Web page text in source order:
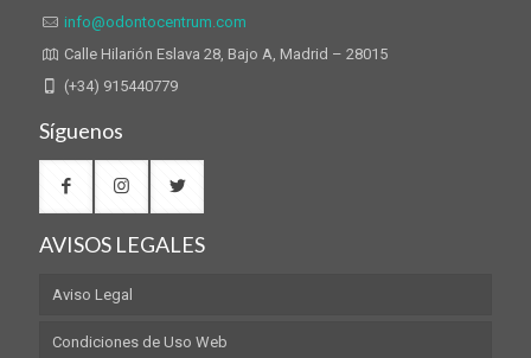
info@odontocentrum.com
Calle Hilarión Eslava 28, Bajo A, Madrid – 28015
(+34) 915440779
Síguenos
AVISOS LEGALES
Aviso Legal
Condiciones de Uso Web